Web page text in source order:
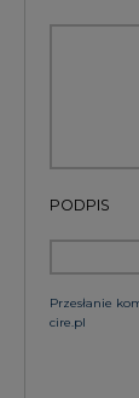
PODPIS
Przesłanie
cire.pl